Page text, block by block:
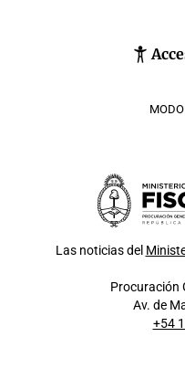
Las noticias del
Procuración
Av. de
+54